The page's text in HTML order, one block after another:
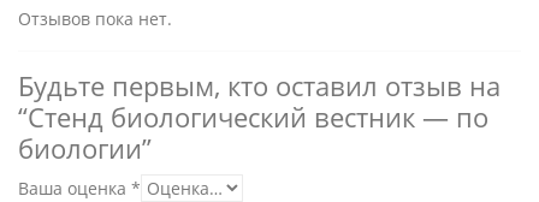
Отзывов пока нет.
Будьте первым, кто оставил отзыв на
“Стенд биологический вестник — по
биологии”
Ваша оценка *